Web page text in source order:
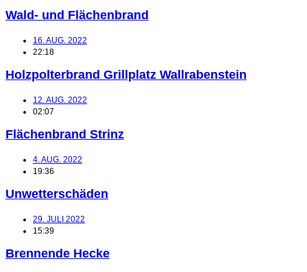
Wald- und Flächenbrand
16. AUG. 2022
22:18
Holzpolterbrand Grillplatz Wallrabenstein
12. AUG. 2022
02:07
Flächenbrand Strinz
4. AUG. 2022
19:36
Unwetterschäden
29. JULI 2022
15:39
Brennende Hecke